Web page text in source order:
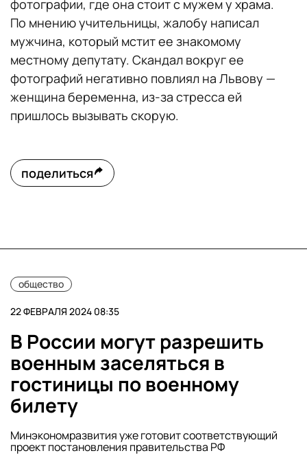
фотографии, где она стоит с мужем у храма.
По мнению учительницы, жалобу написал
мужчина, который мстит ее знакомому
местному депутату. Скандал вокруг ее
фотографий негативно повлиял на Львову —
женщина беременна, из-за стресса ей
пришлось вызывать скорую.
поделиться
общество
22 ФЕВРАЛЯ 2024 08:35
В России могут разрешить
военным заселяться в
гостиницы по военному
билету
Минэкономразвития уже готовит соответствующий
проект постановления правительства РФ